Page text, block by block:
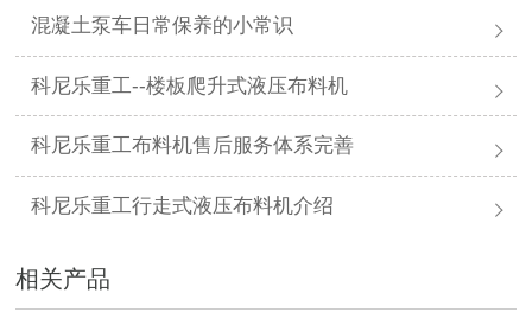
混凝土泵车日常保养的小常识
科尼乐重工--楼板爬升式液压布料机
科尼乐重工布料机售后服务体系完善
科尼乐重工行走式液压布料机介绍
相关产品